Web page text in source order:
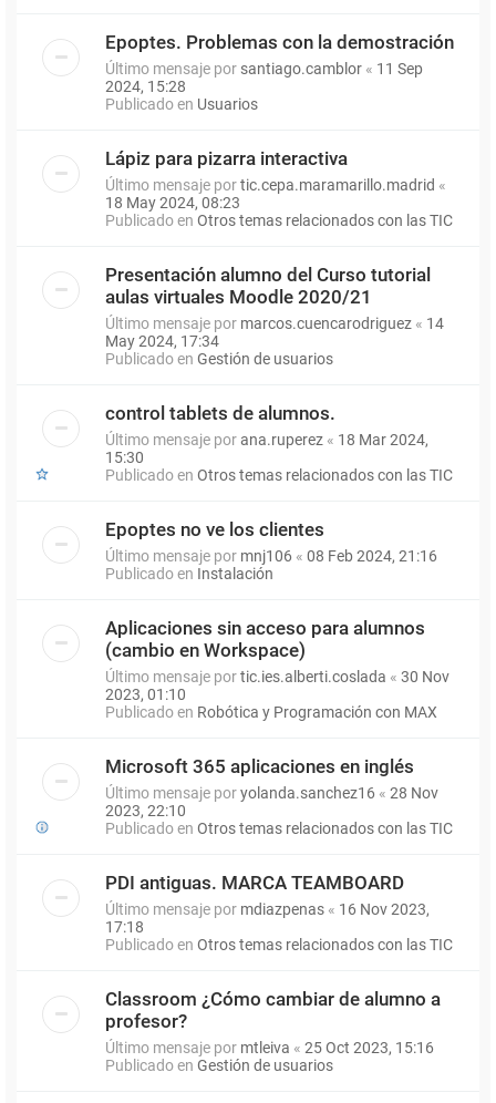
Epoptes. Problemas con la demostración
Último mensaje por santiago.camblor « 11 Sep
2024, 15:28
Publicado en Usuarios
Lápiz para pizarra interactiva
Último mensaje portic.cepa.maramarillo.madrid «
18 May 2024, 08:23
Publicado en Otros temas relacionados con las TIC
Presentación alumno del Curso tutorial
aulas virtuales Moodle 2020/21
Último mensaje por marcos.cuencarodriguez « 14
May 2024, 17:34
Publicado en Gestión de usuarios
control tablets de alumnos.
Último mensaje porana.ruperez « 18 Mar 2024,
15:30
Publicado en Otros temas relacionados con las TIC
Epoptes no ve los clientes
Último mensaje por mnj106 « 08 Feb 2024, 21:16
Publicado en Instalación
Aplicaciones sin acceso para alumnos
(cambio en Workspace)
Último mensaje portic.ies.alberti.coslada « 30 Nov
2023, 01:10
Publicado en Robótica y Programación con MAX
Microsoft 365 aplicaciones en inglés
Último mensaje poryolanda.sanchez16 « 28 Nov
2023, 22:10
Publicado en Otros temas relacionados con las TIC
PDI antiguas. MARCA TEAMBOARD
Último mensaje por mdiazpenas « 16 Nov 2023,
17:18
Publicado en Otros temas relacionados con las TIC
Classroom ¿Cómo cambiar de alumno a
profesor?
Último mensaje por mtleiva « 25 Oct 2023, 15:16
Publicado en Gestión de usuarios